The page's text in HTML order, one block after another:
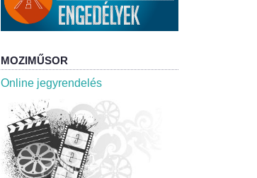
MOZIMŰSOR
Online jegyrendelés